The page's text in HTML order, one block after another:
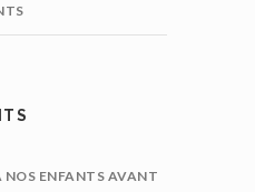
NOS ENFANTS AVANT